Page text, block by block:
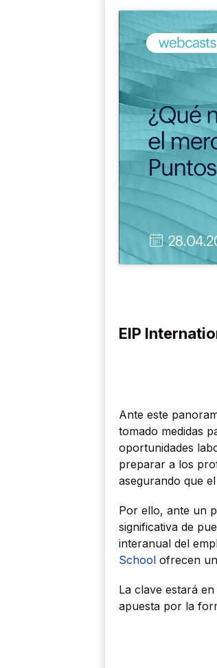
EIP
Ante este
tomado medidas
oportunidades
preparar a los
asegurando que
Por ello, ante un
significativa de
interanual del
School ofrecen
La clave estará
apuesta por la